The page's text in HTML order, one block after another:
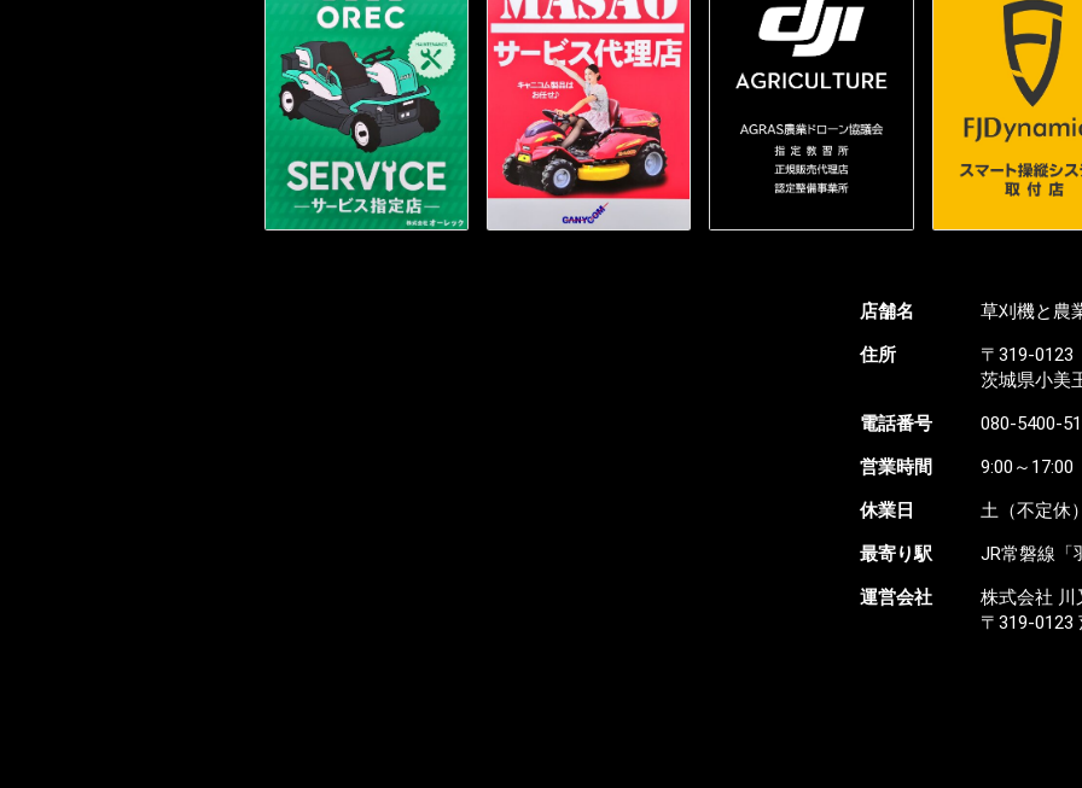
店舗名
草刈機と農
住所
〒319-0123
茨城県小美
電話番号
080-5400-
営業時間
9:00～17:00
休業日
土（不定休
最寄り駅
JR常磐線「
運営会社
株式会社 川
〒319-0123